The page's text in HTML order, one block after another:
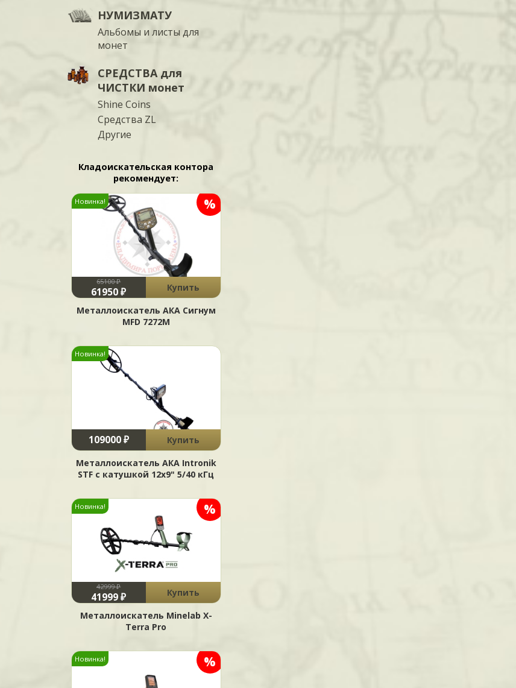
НУМИЗМАТУ
Альбомы и листы для
монет
СРЕДСТВА для
ЧИСТКИ монет
Shine Coins
Средства ZL
Другие
Кладоискательская контора
рекомендует:
%
Новинка!
65100 ₽
61950 ₽
Купить
Металлоискатель АКА Сигнум
MFD 7272М
Новинка!
109000 ₽
Купить
Металлоискатель АКА Intronik
STF c катушкой 12x9" 5/40 кГц
%
Новинка!
42999 ₽
41999 ₽
Купить
Металлоискатель Minelab X-
Terra Pro
%
Новинка!